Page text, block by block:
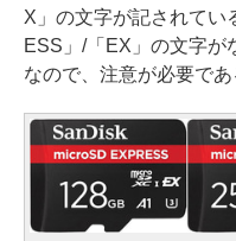
X」の文字が記されてい
ESS」/「EX」の文字が
なので、注意が必要であ